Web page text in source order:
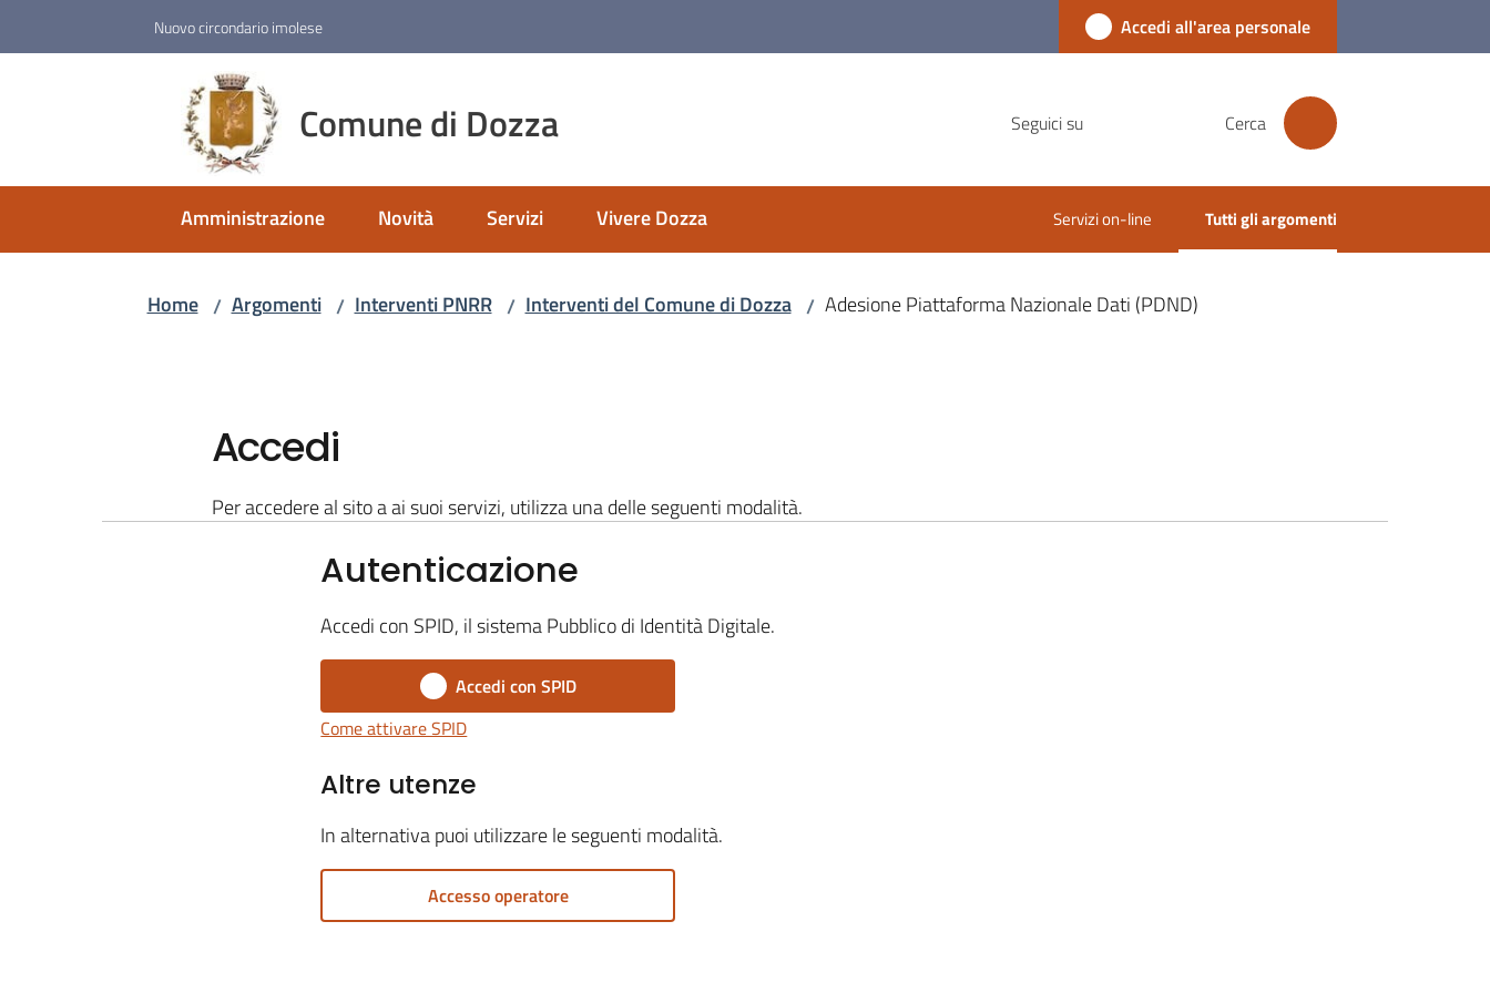
Nuovo circondario imolese Accedi all'area personale
Comune di Dozza Seguici su Cerca
Amministrazione Novità Servizi Vivere Dozza Servizi on-line Tutti gli argomenti
Menu selezionato
Home / Argomenti / Interventi PNRR / Interventi del Comune di Dozza / Adesione Piattaforma Nazionale Dati (PDND)
Accedi
Per accedere al sito a ai suoi servizi, utilizza una delle seguenti modalità.
Autenticazione
Accedi con SPID, il sistema Pubblico di Identità Digitale.
Accedi con SPID
Come attivare SPID
Altre utenze
In alternativa puoi utilizzare le seguenti modalità.
Accesso operatore